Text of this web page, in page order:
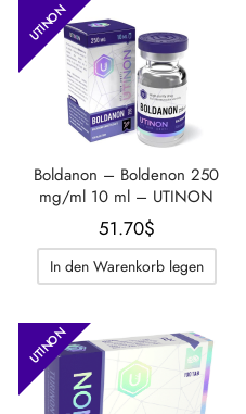
UTINON
Boldanon – Boldenon 250
mg/ml 10 ml – UTINON
51.70$
In den Warenkorb legen
UTINON